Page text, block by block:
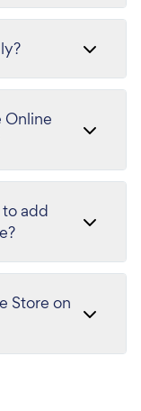
Online
add
Store on